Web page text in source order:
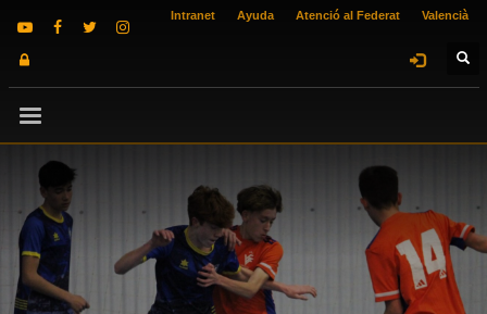
Intranet Ayuda Atenció al Federat Valencià